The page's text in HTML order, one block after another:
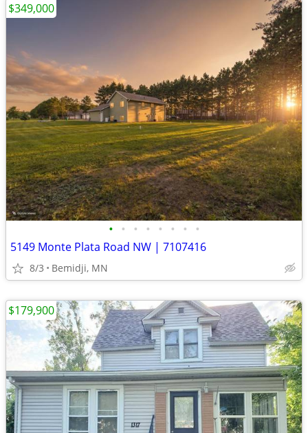
• • • • • • • •
5149 Monte Plata Road NW | 7107416
8/3 Bemidji, MN
$349,000
$179,900